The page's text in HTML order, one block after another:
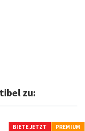
zu:
BIETE JETZT PREMIUM